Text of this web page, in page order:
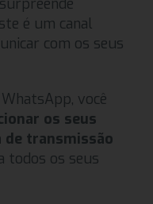
é um canal
com os seus
você
os seus
transmissão
todos os seus